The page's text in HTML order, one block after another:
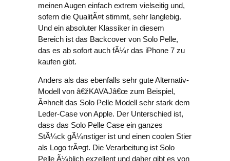
meinen Augen einfach extrem vielseitig und,
sofern die QualitÃ¤t stimmt, sehr langlebig.
Und ein absoluter Klassiker in diesem
Bereich ist das Backcover von Solo Pelle,
das es ab sofort auch fÃ¼r das iPhone 7 zu
kaufen gibt.
Anders als das ebenfalls sehr gute Alternativ-
Modell von â€žKAVAJâ€œ zum Beispiel,
Ã¤hnelt das Solo Pelle Modell sehr stark dem
Leder-Case von Apple. Der Unterschied ist,
dass das Solo Pelle Case ein ganzes
StÃ¼ck gÃ¼nstiger ist und einen coolen Stier
als Logo trÃ¤gt. Die Verarbeitung ist Solo
Pelle Ã¼blich exzellent und daher gibt es von